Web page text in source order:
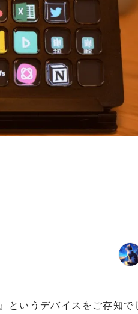
』というデバイスをご存知で